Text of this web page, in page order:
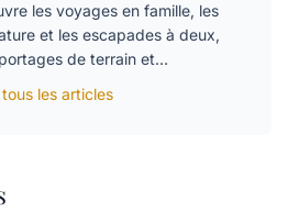
les voyages en famille, les
et les escapades à deux,
de terrain et…
les articles